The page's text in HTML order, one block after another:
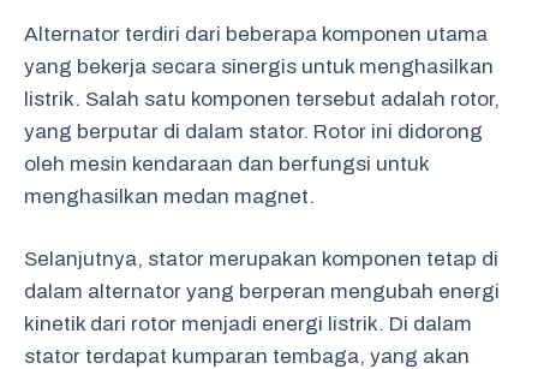
Alternator terdiri dari beberapa komponen utama
yang bekerja secara sinergis untuk menghasilkan
listrik. Salah satu komponen tersebut adalah rotor,
yang berputar di dalam stator. Rotor ini didorong
oleh mesin kendaraan dan berfungsi untuk
menghasilkan medan magnet.
Selanjutnya, stator merupakan komponen tetap di
dalam alternator yang berperan mengubah energi
kinetik dari rotor menjadi energi listrik. Di dalam
stator terdapat kumparan tembaga, yang akan